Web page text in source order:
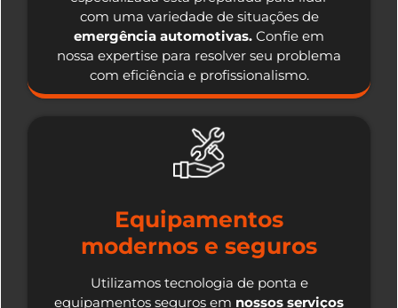
com uma variedade de situações de
emergência automotivas. Confie em
nossa expertise para resolver seu problema
com eficiência e profissionalismo.
Equipamentos
modernos e seguros
Utilizamos tecnologia de ponta e
equipamentos seguros em nossos serviços